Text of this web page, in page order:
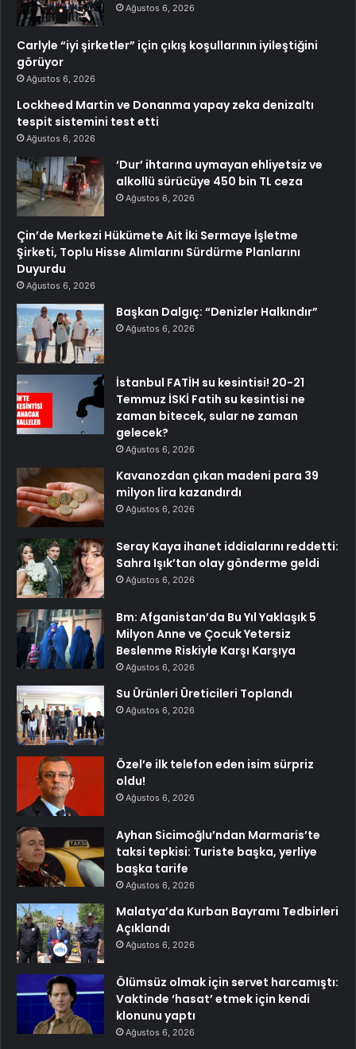
Ağustos 6, 2026
Carlyle “iyi şirketler” için çıkış koşullarının iyileştiğini
görüyor
Ağustos 6, 2026
Lockheed Martin ve Donanma yapay zeka denizaltı
tespit sistemini test etti
Ağustos 6, 2026
‘Dur’ ihtarına uymayan ehliyetsiz ve
alkollü sürücüye 450 bin TL ceza
Ağustos 6, 2026
Çin’de Merkezi Hükümete Ait İki Sermaye İşletme
Şirketi, Toplu Hisse Alımlarını Sürdürme Planlarını
Duyurdu
Ağustos 6, 2026
Başkan Dalgıç: “Denizler Halkındır”
Ağustos 6, 2026
İstanbul FATİH su kesintisi! 20-21
Temmuz İSKİ Fatih su kesintisi ne
zaman bitecek, sular ne zaman
gelecek?
Ağustos 6, 2026
Kavanozdan çıkan madeni para 39
milyon lira kazandırdı
Ağustos 6, 2026
Seray Kaya ihanet iddialarını reddetti:
Sahra Işık’tan olay gönderme geldi
Ağustos 6, 2026
Bm: Afganistan’da Bu Yıl Yaklaşık 5
Milyon Anne ve Çocuk Yetersiz
Beslenme Riskiyle Karşı Karşıya
Ağustos 6, 2026
Su Ürünleri Üreticileri Toplandı
Ağustos 6, 2026
Özel’e ilk telefon eden isim sürpriz
oldu!
Ağustos 6, 2026
Ayhan Sicimoğlu’ndan Marmaris’te
taksi tepkisi: Turiste başka, yerliye
başka tarife
Ağustos 6, 2026
Malatya’da Kurban Bayramı Tedbirleri
Açıklandı
Ağustos 6, 2026
Ölümsüz olmak için servet harcamıştı:
Vaktinde ‘hasat’ etmek için kendi
klonunu yaptı
Ağustos 6, 2026